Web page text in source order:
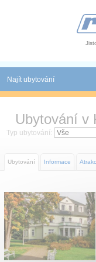
Najít ubytování
Slevy a Last Minute
Novinky
Atrakce
O nás
Ubytování v
Typ ubytování:
Ubytování Informace